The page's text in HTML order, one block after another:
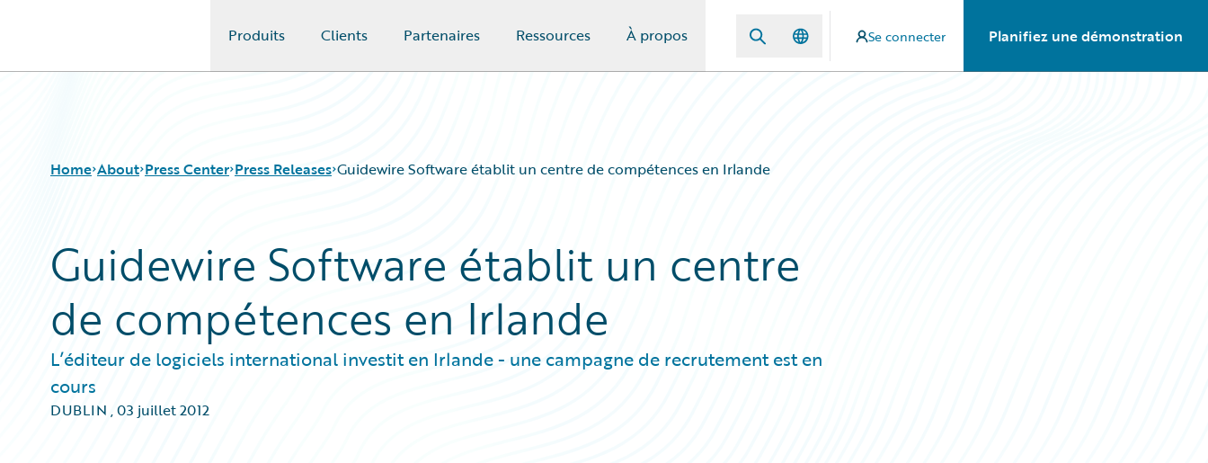
Produits Clients Partenaires Ressources À propos Se connecter Planifiez une démonstration
Home About Press Center Press Releases Guidewire Software établit un centre de compétences en Irlande
Guidewire Software établit un centre
de compétences en Irlande
L’éditeur de logiciels international investit en Irlande - une campagne de recrutement est en
cours
DUBLIN ,03 juillet 2012